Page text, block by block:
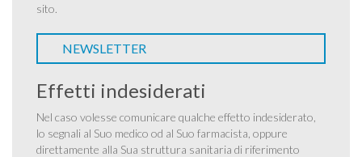
sito.
NEWSLETTER
Effetti indesiderati
Nel caso volesse comunicare qualche effetto indesiderato,
lo segnali al Suo medico od al Suo farmacista, oppure
direttamente alla Sua struttura sanitaria di riferimento